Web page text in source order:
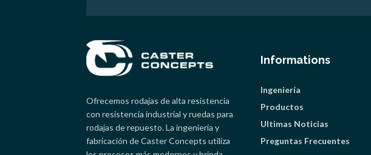
Ofrecemos rodajas de alta resistencia
con resistencia industrial y ruedas para
rodajas de repuesto. La ingeniería y
fabricación de Caster Concepts utiliza
Informations
Ingeniería
Productos
Ultimas Noticias
Preguntas Frecuentes